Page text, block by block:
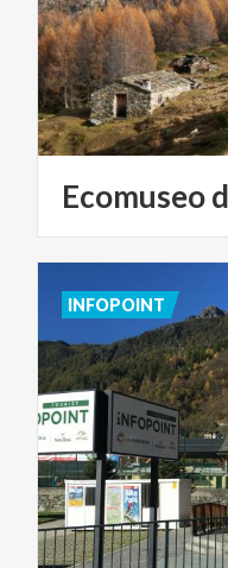
Ecomuseo
INFOPOINT